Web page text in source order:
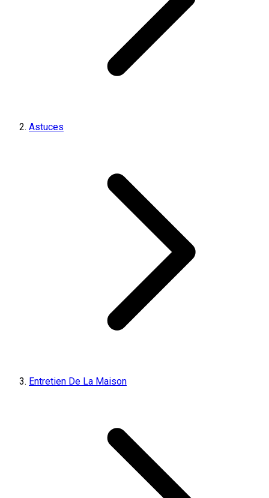
Astuces
Entretien De La Maison